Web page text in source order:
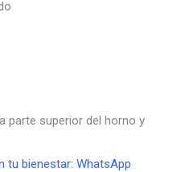
parte superior del horno y
tu bienestar: WhatsApp